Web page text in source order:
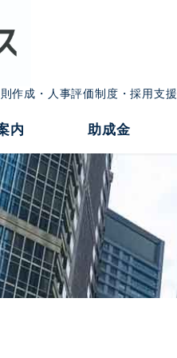
作成・人事評価制度・採用支援
内 助成金